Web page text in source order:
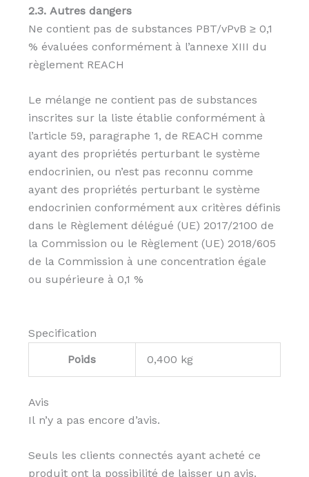
2.3. Autres dangers
Ne contient pas de substances PBT/vPvB ≥ 0,1
% évaluées conformément à l’annexe XIII du
règlement REACH
Le mélange ne contient pas de substances
inscrites sur la liste établie conformément à
l’article 59, paragraphe 1, de REACH comme
ayant des propriétés perturbant le système
endocrinien, ou n’est pas reconnu comme
ayant des propriétés perturbant le système
endocrinien conformément aux critères définis
dans le Règlement délégué (UE) 2017/2100 de
la Commission ou le Règlement (UE) 2018/605
de la Commission à une concentration égale
ou supérieure à 0,1 %
Specification
Poids
0,400 kg
Avis
Il n’y a pas encore d’avis.
Seuls les clients connectés ayant acheté ce
produit ont la possibilité de laisser un avis.